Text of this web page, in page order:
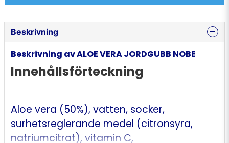
Beskrivning
Beskrivning av ALOE VERA JORDGUBB NOBE
Innehållsförteckning
Aloe vera (50%), vatten, socker,
surhetsreglerande medel (citronsyra,
natriumcitrat), vitamin C,